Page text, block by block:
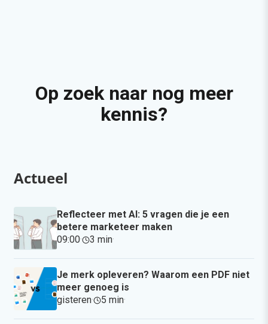
Op zoek naar nog meer
kennis?
Actueel
Reflecteer met AI: 5 vragen die je een
betere marketeer maken
09:00· 3 min·
Je merk opleveren? Waarom een PDF niet
meer genoeg is
gisteren· 5 min·